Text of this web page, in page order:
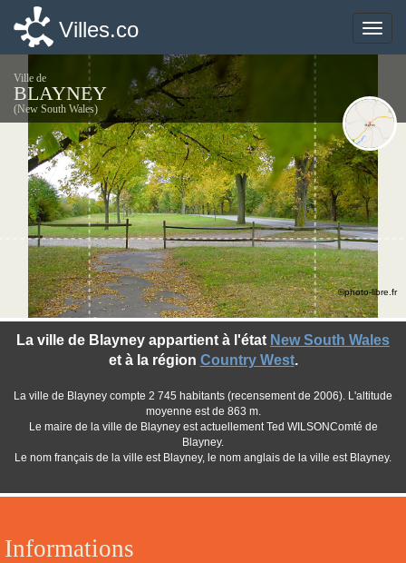
Toggle
Villes.co
Ville de
BLAYNEY
(New South Wales)
Informations
La ville de Blayney appartient à l'état New South Wales
et à la région Country West.
La ville de Blayney compte 2 745 habitants (recensement de 2006). L'altitude
moyenne est de 863 m.
Le maire de la ville de Blayney est actuellement Ted WILSONComté de
Blayney.
Le nom français de la ville est Blayney, le nom anglais de la ville est Blayney.
©photo-libre.fr
Toggle
Villes.co